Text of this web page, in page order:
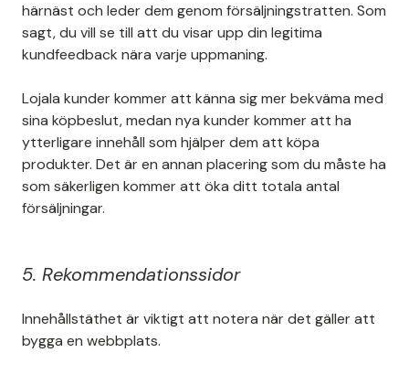
härnäst och leder dem genom försäljningstratten. Som
sagt, du vill se till att du visar upp din legitima
kundfeedback nära varje uppmaning.
Lojala kunder kommer att känna sig mer bekväma med
sina köpbeslut, medan nya kunder kommer att ha
ytterligare innehåll som hjälper dem att köpa
produkter. Det är en annan placering som du måste ha
som säkerligen kommer att öka ditt totala antal
försäljningar.
5. Rekommendationssidor
Innehållstäthet är viktigt att notera när det gäller att
bygga en webbplats.